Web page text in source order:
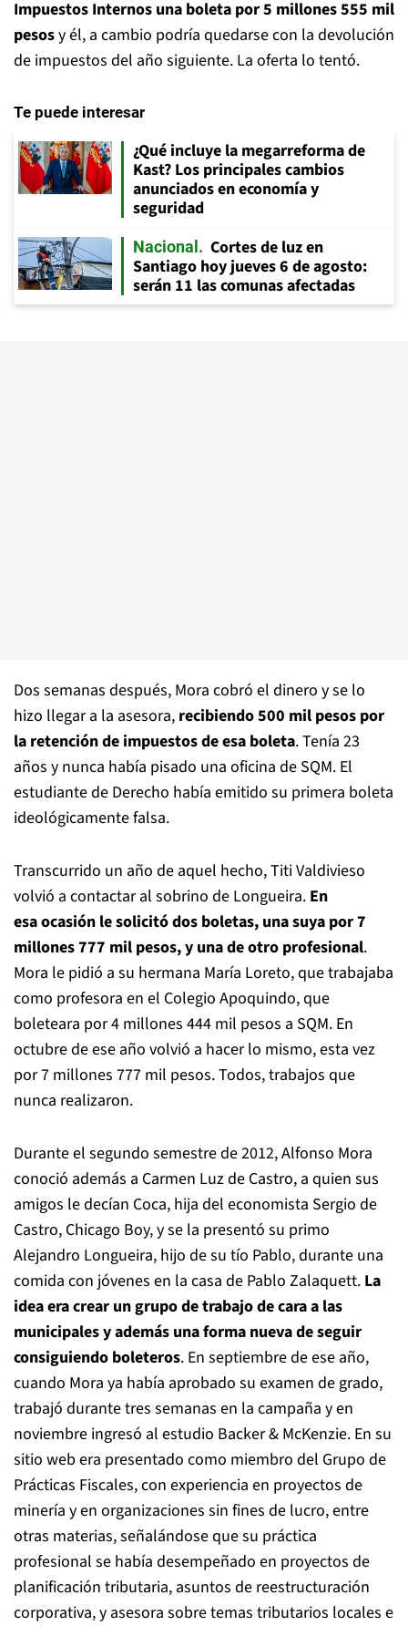
Impuestos Internos una boleta por 5 millones 555 mil
pesosy él, a cambio podría quedarse con la devolución
de impuestos del año siguiente. La oferta lo tentó.
Te puede interesar
¿Qué incluye la megarreforma de
Kast? Los principales cambios
anunciados en economía y
seguridad
Nacional
Cortes de luz en
Santiago hoy jueves 6 de agosto:
serán 11 las comunas afectadas
Dos semanas después, Mora cobró el dinero y se lo
hizo llegar a la asesora, recibiendo 500 mil pesos por
la retención de impuestos de esa boleta. Tenía 23
años y nunca había pisado una oficina de SQM. El
estudiante de Derecho había emitido su primera boleta
ideológicamente falsa.
Transcurrido un año de aquel hecho, Titi Valdivieso
volvió a contactar al sobrino de Longueira. En
esa ocasión le solicitó dos boletas, una suya por 7
millones 777 mil pesos, y una de otro profesional.
Mora le pidió a su hermana María Loreto, que trabajaba
como profesora en el Colegio Apoquindo, que
boleteara por 4 millones 444 mil pesos a SQM. En
octubre de ese año volvió a hacer lo mismo, esta vez
por 7 millones 777 mil pesos. Todos, trabajos que
nunca realizaron.
Durante el segundo semestre de 2012, Alfonso Mora
conoció además a Carmen Luz de Castro, a quien sus
amigos le decían Coca, hija del economista Sergio de
Castro, Chicago Boy, y se la presentó su primo
Alejandro Longueira, hijo de su tío Pablo, durante una
comida con jóvenes en la casa de Pablo Zalaquett. La
idea era crear un grupo de trabajo de cara a las
municipales y además una forma nueva de seguir
consiguiendo boleteros. En septiembre de ese año,
cuando Mora ya había aprobado su examen de grado,
trabajó durante tres semanas en la campaña y en
noviembre ingresó al estudio Backer & McKenzie. En su
sitio web era presentado como miembro del Grupo de
Prácticas Fiscales, con experiencia en proyectos de
minería y en organizaciones sin fines de lucro, entre
otras materias, señalándose que su práctica
profesional se había desempeñado en proyectos de
planificación tributaria, asuntos de reestructuración
corporativa, y asesora sobre temas tributarios locales e